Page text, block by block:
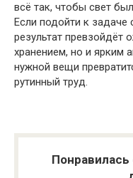
всё так, чтобы свет
Если подойти к задаче
результат превзойдёт
хранением, но и ярким
нужной вещи
рутинный труд.